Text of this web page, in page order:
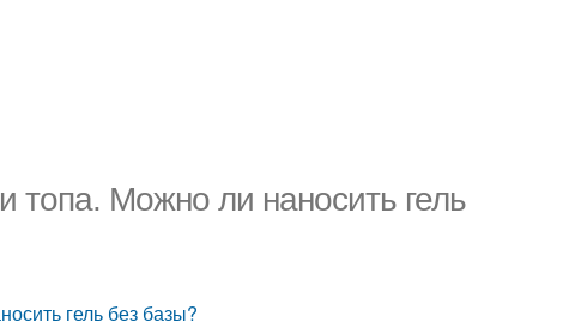
топа. Можно ли наносить гель
гель без базы?